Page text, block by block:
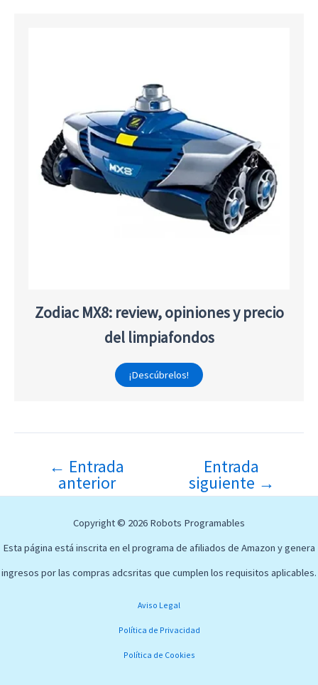
Zodiac MX8: review, opiniones y precio
del limpiafondos
¡Descúbrelos!
Navegación
de
← Entrada
anterior
Entrada
siguiente →
Copyright © 2026 Robots Programables
Esta página está inscrita en el programa de afiliados de Amazon y genera
ingresos por las compras adcsritas que cumplen los requisitos aplicables.
Aviso Legal
Política de Privacidad
Política de Cookies